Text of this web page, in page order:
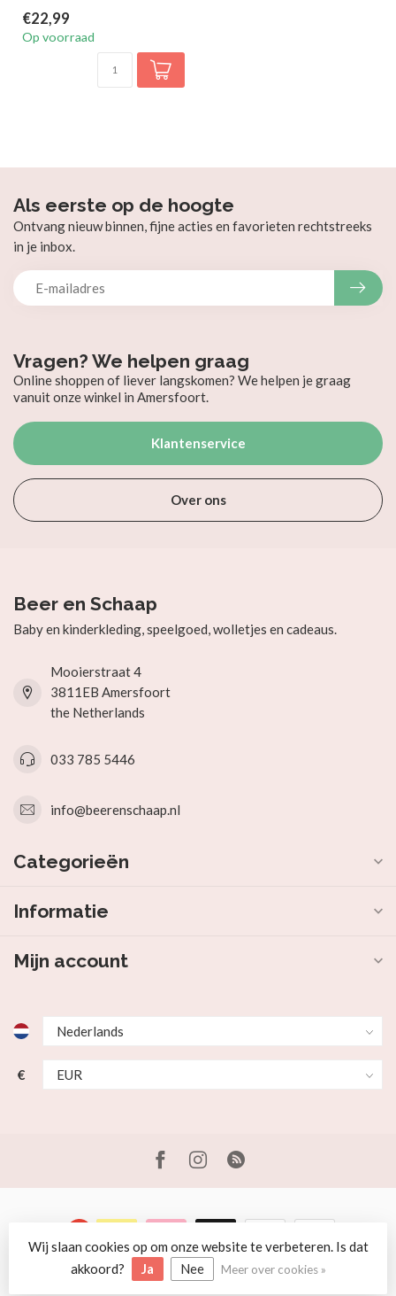
€22,99
Op voorraad
Vragen? We helpen graag
Online shoppen of liever langskomen? We helpen je graag
vanuit onze winkel in Amersfoort.
Klantenservice
Over ons
Als eerste op de hoogte
Ontvang nieuw binnen, fijne acties en favorieten rechtstreeks
in je inbox.
Beer en Schaap
Baby en kinderkleding, speelgoed, wolletjes en cadeaus.
Mooierstraat 4
3811EB Amersfoort
the Netherlands
033 785 5446
info@beerenschaap.nl
Categorieën
Informatie
Mijn account
€
© Copyright 2026 Beer en Schaap
Wij slaan cookies op om onze website te verbeteren. Is dat
akkoord?
Ja Nee Meer over cookies »